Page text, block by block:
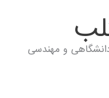
و مهندسی